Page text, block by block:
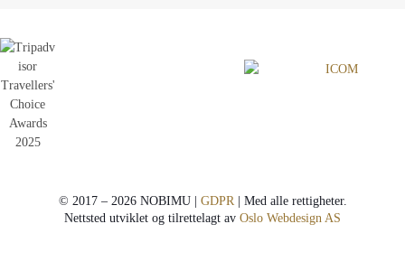
© 2017 – 2026 NOBIMU | GDPR| Med alle rettigheter.
Nettsted utviklet og tilrettelagt av Oslo Webdesign AS